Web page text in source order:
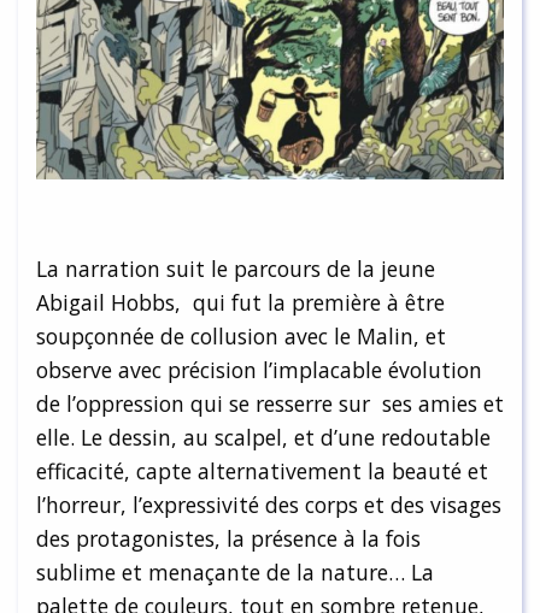
La narration suit le parcours de la jeune
Abigail Hobbs, qui fut la première à être
soupçonnée de collusion avec le Malin, et
observe avec précision l’implacable évolution
de l’oppression qui se resserre sur ses amies et
elle. Le dessin, au scalpel, et d’une redoutable
efficacité, capte alternativement la beauté et
l’horreur, l’expressivité des corps et des visages
des protagonistes, la présence à la fois
sublime et menaçante de la nature… La
palette de couleurs, tout en sombre retenue,